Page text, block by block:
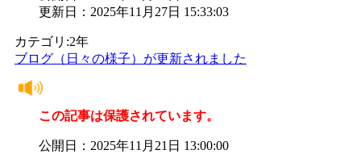
更新日：2025年11月27日 15:33:03
カテゴリ:2年
ブログ（日々の様子）が更新されました
この記事は保護されています。
公開日：2025年11月21日 13:00:00